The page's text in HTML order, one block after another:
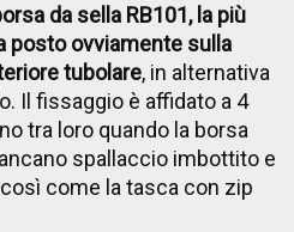
da sella RB101, la più
posto ovviamente sulla
tubolare, in alternativa
Il fissaggio è affidato a 4
tra loro quando la borsa
spallaccio imbottito e
come la tasca con zip